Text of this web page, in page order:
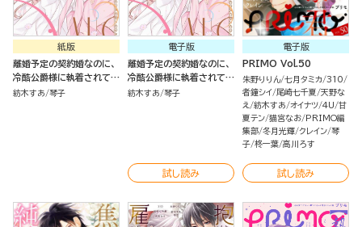
紙版
離婚予定の契約婚なのに、
冷酷公爵様に執着されてい
ます（４）
紡木すあ 琴子
電子版
離婚予定の契約婚なのに、
冷酷公爵様に執着されてい
ます （4）
紡木すあ 琴子
試し読み
電子版
PRIMO Vol.50
朱野りりん 七月タミカ 310
者鐘シイ 尾崎七千夏 天野な
え
紡木すあ オイナツ 4U 甘
夏テン 猫宮なお
PRIMO編
集部 冬月光輝 クレイン 琴
子 柊一葉 高川ろす
試し読み